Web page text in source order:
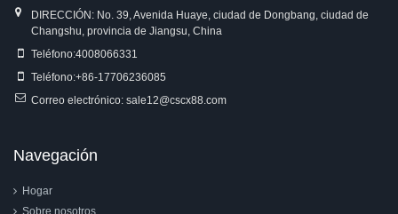
DIRECCIÓN: No. 39, Avenida Huaye, ciudad de Dongbang, ciudad de
Changshu, provincia de Jiangsu, China
Teléfono:4008066331
Teléfono:+86-17706236085
Correo electrónico: sale12@cscx88.com
Navegación
Hogar